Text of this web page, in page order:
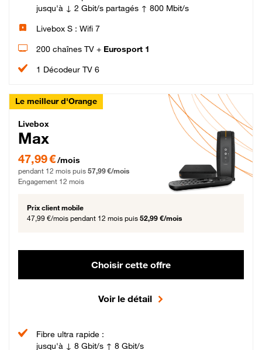
jusqu'à ↓ 2 Gbit/s partagés ↑ 800 Mbit/s
Livebox S : Wifi 7
200 chaînes TV + Eurosport 1
1 Décodeur TV 6
Le meilleur d'Orange
Livebox Max Fibre
Livebox
Max
47,99 € par mois pendant 12 mois puis 57,99 € par mois, Engagement 12 mois
47,99 €/mois
pendant 12 mois puis 57,99 €/mois
Engagement 12 mois
Prix client mobile
47,99 €/mois pendant 12 mois puis 52,99 €/mois
Choisir cette offre
Voir le détail
Fibre ultra rapide :
jusqu'à ↓ 8 Gbit/s ↑ 8 Gbit/s